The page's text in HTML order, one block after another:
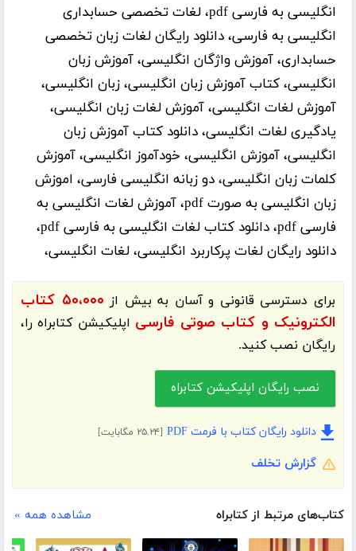
انگلیسی به فارسی pdf، لغات تخصصی حسابداری
انگلیسی به فارسی، دانلود رایگان لغات زبان تخصصی
حسابداری، آموزش واژگان انگلیسی، آموزش زبان
انگلیسی، کتاب آموزش زبان انگلیسی، زبان انگلیسی،
آموزش لغات انگلیسی، آموزش لغات زبان انگلیسی،
یادگیری لغات انگلیسی، دانلود کتاب آموزش زبان
انگلیسی، آموزش انگلیسی، خودآموز انگلیسی، آموزش
کلمات زبان انگلیسی، دو زبانه انگلیسی فارسی، اموزش
زبان انگلیسی به صورت pdf، آموزش لغات انگلیسی به
فارسی pdf، دانلود کتاب لغات انگلیسی به فارسی pdf،
دانلود رایگان لغات پرکاربرد انگلیسی، لغات انگلیسی،
برای دسترسی قانونی و آسان به بیش از
۵۰،۰۰۰ کتاب
الکترونیک و کتاب صوتی فارسی اپلیکیشنکتابراهرا،
رایگان نصب کنید.
نصب رایگان اپلیکیشن کتابراه
دانلود رایگان کتاب با فرمت PDF [۲۵.۲۴ مگابایت]
گزارش تخلف
کتاب‌های مرتبط از کتابراه مشاهده همه »